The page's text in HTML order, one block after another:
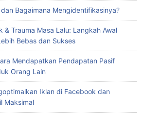
Bagaimana Mengidentifikasinya?
& Trauma Masa Lalu: Langkah Awal
Bebas dan Sukses
Mendapatkan Pendapatan Pasif
Orang Lain
Iklan di Facebook dan
Maksimal